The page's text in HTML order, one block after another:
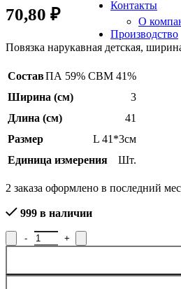
Контакты
О
Производство
70,80 ₽
Повязка нарукавная детская,
СоставПА 59% СВМ 41%
Ширина (см)
3
Длина (см)
41
Размер
L 41*3см
Единица измерения
Шт.
2 заказа оформлено в последний
999 в наличии
Количество товара Повязка